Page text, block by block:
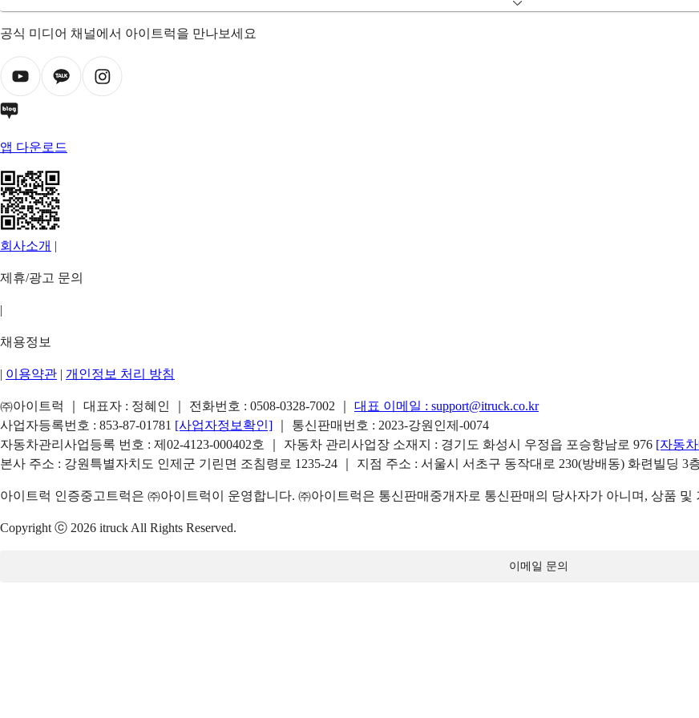
공식 미디어 채널에서 아이트럭을 만나보세요
앱 다운로드
회사소개 |
제휴/광고 문의
|
채용정보
| 이용약관 | 개인정보 처리 방침
㈜아이트럭 ｜ 대표자 : 정혜인 ｜ 전화번호 : 0508-0328-7002 대표 이메일 : support@itruck.co.kr
사업자등록번호 : 853-87-01781 [사업자정보확인]
｜ 통신판매번호 : 2023-강원인제-0074
자동차관리사업등록 번호 : 제02-4123-000402호 ｜ 자동차 관리사업장 소재지 : 경기도 화성시 우정읍 포승항남로 976 [자동
본사 주소 : 강원특별자치도 인제군 기린면 조침령로 1235-24 ｜ 지점 주소 : 서울시 서초구 동작대로 230(방배동) 화련빌딩 3
아이트럭 인증중고트럭은 ㈜아이트럭이 운영합니다. ㈜아이트럭은 통신판매중개자로 통신판매의 당사자가 아니며, 상품
Copyright ⓒ 2026 itruck All Rights Reserved.
이메일 문의